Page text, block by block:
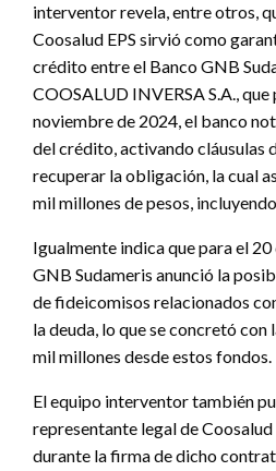
interventor revela, entre otros,
Coosalud EPS sirvió como
crédito entre el Banco GNB
COOSALUD INVERSA S.A.,
noviembre de 2024, el banco
del crédito, activando cláusulas
recuperar la obligación, la cual
mil millones de pesos,
Igualmente indica que para el
GNB Sudameris anunció la
de fideicomisos relacionados
la deuda, lo que se concretó
mil millones desde estos fondos.
El equipo interventor también
representante legal de Coosalud
durante la firma de dicho